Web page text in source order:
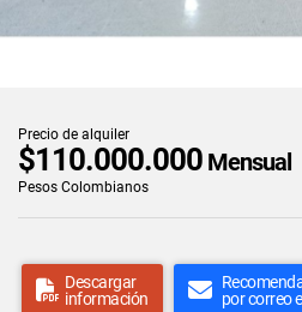
Precio de alquiler
$110.000.000 Mensual
Pesos Colombianos
Descargar
información
por correo